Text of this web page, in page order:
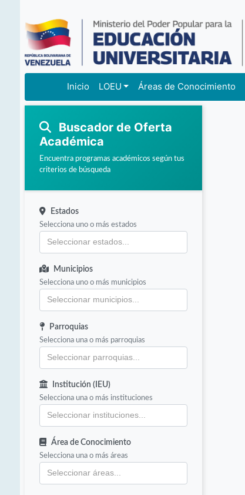
Inicio LOEU Áreas de Conocimiento
Buscador de Oferta
Académica
Encuentra programas académicos según tus
criterios de búsqueda
Estados
Selecciona uno o más estados
Municipios
Selecciona uno o más municipios
Parroquias
Selecciona una o más parroquias
Institución (IEU)
Selecciona una o más instituciones
Área de Conocimiento
Selecciona una o más áreas